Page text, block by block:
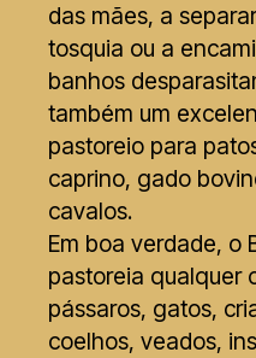
das mães, a
tosquia ou a
banhos
também um
pastoreio para
caprino, gado
cavalos.
Em boa verdade, o
pastoreia qualquer
pássaros, gatos,
coelhos, veados,